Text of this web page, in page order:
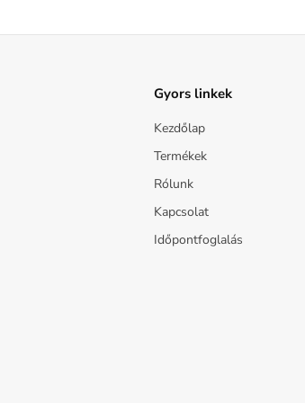
Gyors linkek
Kezdőlap
Termékek
Rólunk
Kapcsolat
Időpontfoglalás